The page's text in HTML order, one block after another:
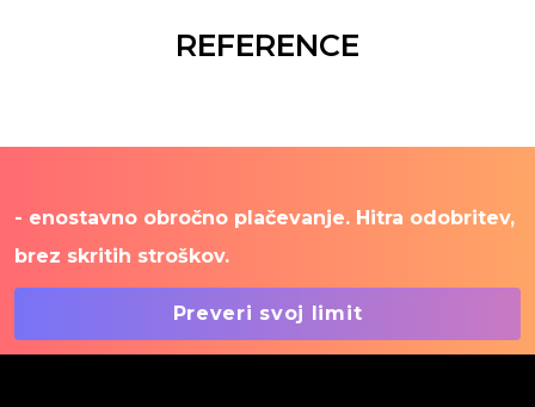
REFERENCE
- enostavno obročno plačevanje. Hitra odobritev,
brez skritih stroškov.
Preveri svoj limit